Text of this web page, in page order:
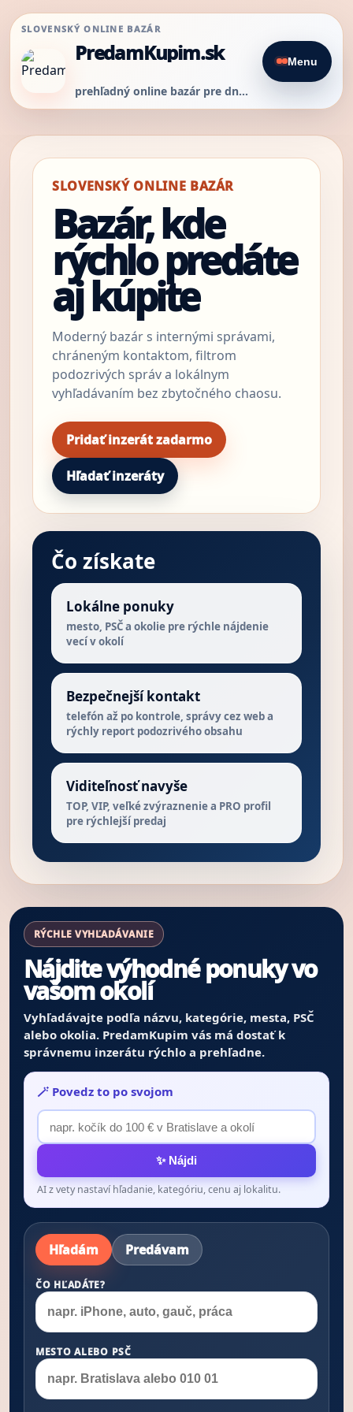
SLOVENSKÝ ONLINE BAZÁR
PredamKupim.sk
prehľadný online bazár pre dnešný predaj
Menu
SLOVENSKÝ ONLINE BAZÁR
Bazár, kde
rýchlo predáte
aj kúpite
Moderný bazár s internými správami,
chráneným kontaktom, filtrom
podozrivých správ a lokálnym
vyhľadávaním bez zbytočného chaosu.
Pridať inzerát zadarmo
Hľadať inzeráty
Čo získate
Lokálne ponuky
mesto, PSČ a okolie pre rýchle nájdenie
vecí v okolí
Bezpečnejší kontakt
telefón až po kontrole, správy cez web a
rýchly report podozrivého obsahu
Viditeľnosť navyše
TOP, VIP, veľké zvýraznenie a PRO profil
pre rýchlejší predaj
RÝCHLE VYHĽADÁVANIE
Nájdite výhodné ponuky vo
vašom okolí
Vyhľadávajte podľa názvu, kategórie, mesta, PSČ
alebo okolia. PredamKupim vás má dostať k
správnemu inzerátu rýchlo a prehľadne.
🪄 Povedz to po svojom
✨ Nájdi
AI z vety nastaví hľadanie, kategóriu, cenu aj lokalitu.
Hľadám Predávam
ČO HĽADÁTE?
MESTO ALEBO PSČ